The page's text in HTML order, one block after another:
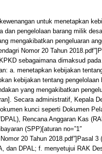
untuk menetapkan
dan pengelolaan barang milik
mengakibatkan pengeluaran
Nomor 20 Tahun
sebagaimana dimaksud
a. menetapkan kebijakan
kebijakan tentang pengelolaan
yang mengakibatkan
Secara administratif, Kepala
kunci seperti Dokumen
Rencana Anggaran Kas
(SPP)[aturan no=”1″
20 Tahun 2018.pdf”]Pasal 3
dan DPAL; f. menyetujui RAK